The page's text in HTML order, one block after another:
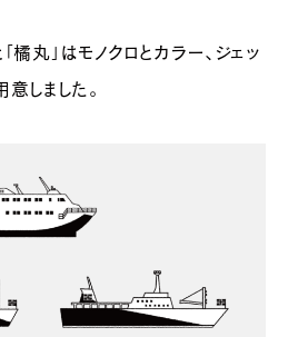
橘丸」はモノクロとカラー、ジェッ
しました。